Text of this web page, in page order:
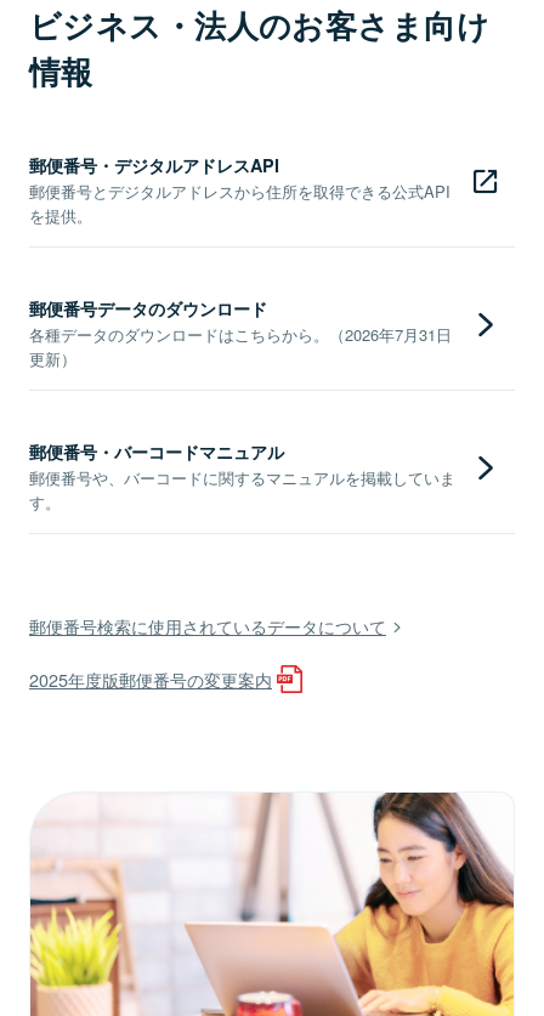
ビジネス・法人のお客さま向け
情報
郵便番号・デジタルアドレスAPI
郵便番号とデジタルアドレスから住所を取得できる公式API
を提供。
郵便番号データのダウンロード
各種データのダウンロードはこちらから。（2026年7月31日
更新）
郵便番号・バーコードマニュアル
郵便番号や、バーコードに関するマニュアルを掲載していま
す。
郵便番号検索に使用されているデータについて
2025年度版郵便番号の変更案内